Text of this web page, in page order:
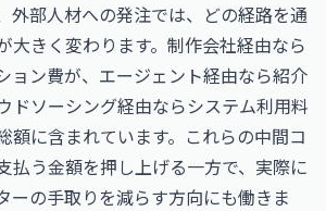
外部人材への発注では、どの経路を通
大きく変わります。制作会社経由なら
ョン費が、エージェント経由なら紹介
ドソーシング経由ならシステム利用料
額に含まれています。これらの中間コ
払う金額を押し上げる一方で、実際に
ーの手取りを減らす方向にも働きま